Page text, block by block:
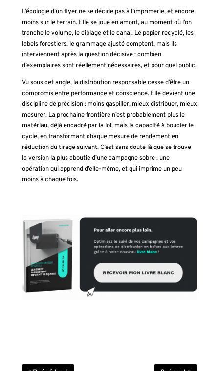
L’écologie d’un flyer ne se décide pas à l’imprimerie, et encore
moins sur le terrain. Elle se joue en amont, au moment où l’on
tranche le volume, le ciblage et le canal. Le papier recyclé, les
labels forestiers, le grammage ajusté comptent, mais ils
interviennent après la question décisive : combien
d’exemplaires sont réellement nécessaires, et pour quel public.
Vu sous cet angle, la distribution responsable cesse d’être un
compromis entre performance et conscience. Elle devient une
discipline de précision : moins gaspiller, mieux distribuer, mieux
mesurer. La prochaine frontière n’est probablement plus le
matériau, déjà encadré par la loi, mais la capacité à boucler le
cycle, en transformant chaque mesure de rendement en
réduction du tirage suivant. C’est sans doute là que se trouve
la version la plus aboutie d’une campagne sobre : une
opération qui apprend d’elle-même, et qui imprime un peu
moins à chaque fois.